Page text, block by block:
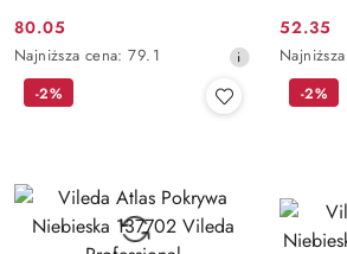
Cena
promocyjna:
80.05
Najniższa
cena
obniżką
Najniższa cena: 79.1
Cena
52.35
Najniższa
cena
-2% -2%